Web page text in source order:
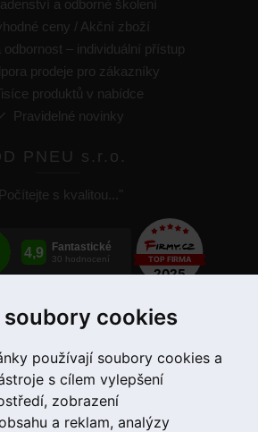
soubory cookies
používají soubory cookies a
s cílem vylepšení
zobrazení
a reklam, analýzy
a odborné školení
ceny / Akční zboží
odbornost – individuální přístup
prodeje pro zákazníky
produktů v nabídce
Pravidelné novinky
PNEU s.r.o.
s kvalitou..."
+420 775 55 66 99